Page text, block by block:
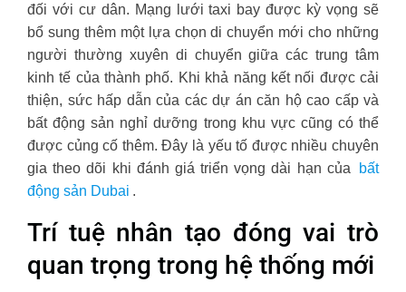
đối với cư dân. Mạng lưới taxi bay được kỳ vọng sẽ
bổ sung thêm một lựa chọn di chuyển mới cho những
người thường xuyên di chuyển giữa các trung tâm
kinh tế của thành phố. Khi khả năng kết nối được cải
thiện, sức hấp dẫn của các dự án căn hộ cao cấp và
bất động sản nghỉ dưỡng trong khu vực cũng có thể
được củng cố thêm. Đây là yếu tố được nhiều chuyên
gia theo dõi khi đánh giá triển vọng dài hạn của
bất
động sản Dubai .
Trí tuệ nhân tạo đóng vai trò
quan trọng trong hệ thống mới